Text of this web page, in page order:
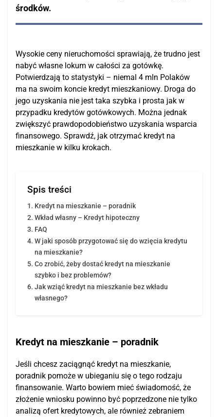
Kredyt inwestycyjny dla firm
Kredyt dla zadłużonych firm
Kredyt obrotowy dla firm
Kredyt na start
Kredyt na spłatę ZUS i US
Leasing dla firm
Inne
Wzór pisma o restrukturyzację kredytu
Restrukturyzacja kredytu a zły BIK
Firma w restrukturyzacji a kredyt hipoteczny
Postępowanie restrukturyzacyjne
środków.
Wysokie ceny nieruchomości sprawiają, że trudno jest
nabyć własne lokum w całości za gotówkę.
Potwierdzają to statystyki – niemal 4 mln Polaków
ma na swoim koncie kredyt mieszkaniowy. Droga do
jego uzyskania nie jest taka szybka i prosta jak w
przypadku kredytów gotówkowych. Można jednak
zwiększyć prawdopodobieństwo uzyskania wsparcia
finansowego. Sprawdź, jak otrzymać kredyt na
mieszkanie w kilku krokach.
Spis treści
Kredyt na mieszkanie – poradnik
Wkład własny – Kredyt hipoteczny
FAQ
W jaki sposób przygotować się do wzięcia kredytu
na mieszkanie?
Co zrobić, żeby dostać kredyt na mieszkanie
szybko i bez problemów?
Jak wziąć kredyt na mieszkanie bez wkładu
własnego?
Kredyt na mieszkanie – poradnik
Jeśli chcesz zaciągnąć kredyt na mieszkanie,
poradnik pomoże w ubieganiu się o tego rodzaju
finansowanie. Warto bowiem mieć świadomość, że
złożenie wniosku powinno być poprzedzone nie tylko
analizą ofert kredytowych, ale również zebraniem